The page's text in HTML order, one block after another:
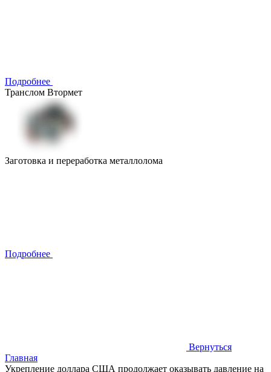
Подробнее
Транслом Втормет
Заготовка и переработка металлолома
Подробнее
Вернуться
Главная
Укрепление доллара США продолжает оказывать давление на